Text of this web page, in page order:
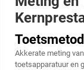
Akkerate meting
toetsapparatuur en